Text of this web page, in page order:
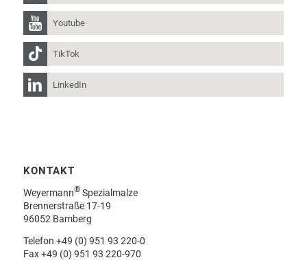
Youtube
TikTok
LinkedIn
KONTAKT
Weyermann®Spezialmalze
Brennerstraße 17-19
96052 Bamberg
Telefon +49 (0) 951 93 220-0
Fax +49 (0) 951 93 220-970